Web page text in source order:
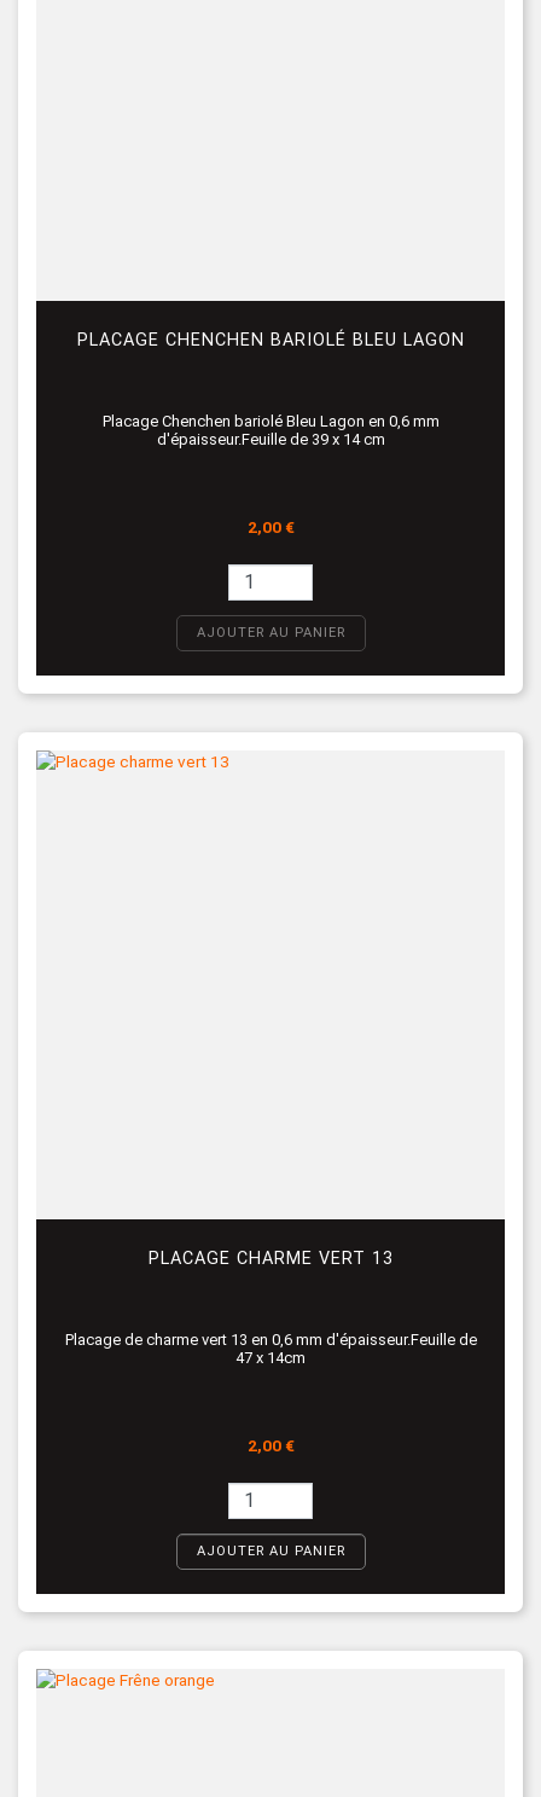
PLACAGE CHENCHEN BARIOLÉ BLEU LAGON
Placage Chenchen bariolé Bleu Lagon en 0,6 mm
d'épaisseur.Feuille de 39 x 14 cm
Prix
2,00 €
AJOUTER AU PANIER
PLACAGE CHARME VERT 13
Placage de charme vert 13 en 0,6 mm d'épaisseur.Feuille de
47 x 14cm
Prix
2,00 €
AJOUTER AU PANIER